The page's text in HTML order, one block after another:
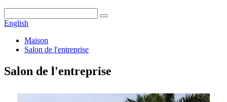
English
Maison
Salon de l'entreprise
Salon de l'entreprise